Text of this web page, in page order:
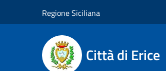
Regione Siciliana
Città di Erice